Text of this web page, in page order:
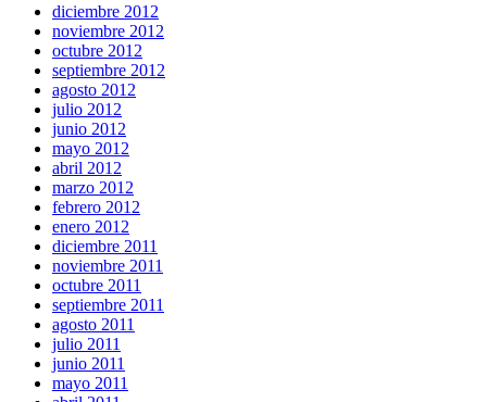
diciembre 2012
noviembre 2012
octubre 2012
septiembre 2012
agosto 2012
julio 2012
junio 2012
mayo 2012
abril 2012
marzo 2012
febrero 2012
enero 2012
diciembre 2011
noviembre 2011
octubre 2011
septiembre 2011
agosto 2011
julio 2011
junio 2011
mayo 2011